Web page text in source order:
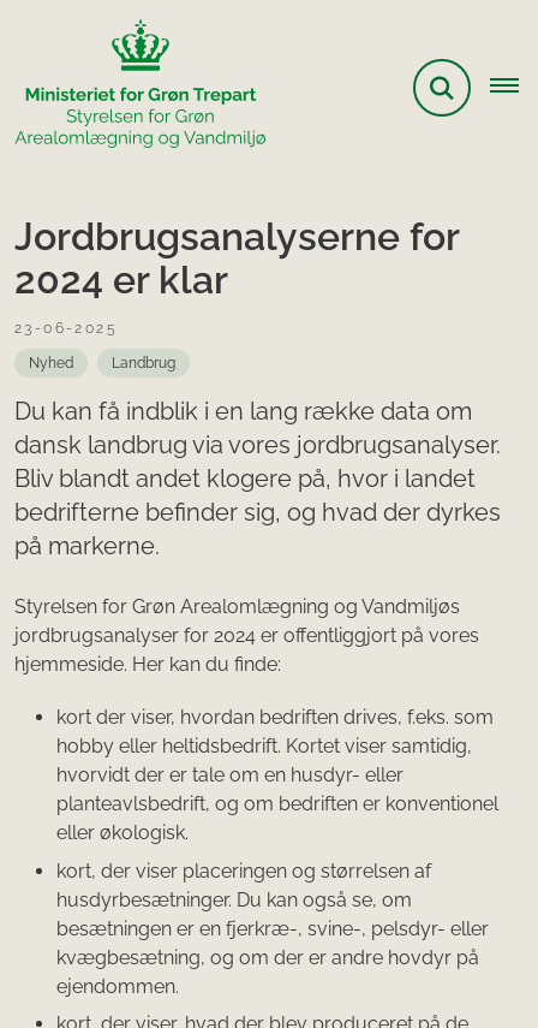
Jordbrugsanalyserne for
2024 er klar
23-06-2025
Nyhed Landbrug
Du kan få indblik i en lang række data om
dansk landbrug via vores jordbrugsanalyser.
Bliv blandt andet klogere på, hvor i landet
bedrifterne befinder sig, og hvad der dyrkes
på markerne.
Styrelsen for Grøn Arealomlægning og Vandmiljøs
jordbrugsanalyser for 2024 er offentliggjort på vores
hjemmeside. Her kan du finde:
kort der viser, hvordan bedriften drives, f.eks. som
hobby eller heltidsbedrift. Kortet viser samtidig,
hvorvidt der er tale om en husdyr- eller
planteavlsbedrift, og om bedriften er konventionel
eller økologisk.
kort, der viser placeringen og størrelsen af
husdyrbesætninger. Du kan også se, om
besætningen er en fjerkræ-, svine-, pelsdyr- eller
kvægbesætning, og om der er andre hovdyr på
ejendommen.